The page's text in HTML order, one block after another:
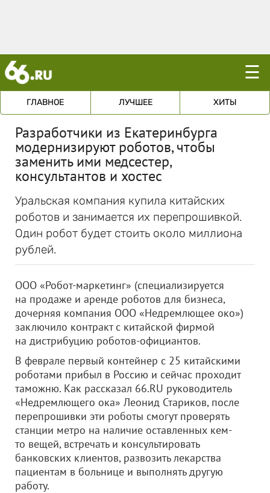
☰
ГЛАВНОЕ ЛУЧШЕЕ ХИТЫ
Разработчики из Екатеринбурга
модернизируют роботов, чтобы
заменить ими медсестер,
консультантов и хостес
Уральская компания купила китайских
роботов и занимается их перепрошивкой.
Один робот будет стоить около миллиона
рублей.
ООО «Робот-маркетинг» (специализируется
на продаже и аренде роботов для бизнеса,
дочерняя компания ООО «Недремлющее око»)
заключило контракт с китайской фирмой
на дистрибуцию роботов-официантов.
В феврале первый контейнер с 25 китайскими
роботами прибыл в Россию и сейчас проходит
таможню. Как рассказал 66.RU руководитель
«Недремлющего ока» Леонид Стариков, после
перепрошивки эти роботы смогут проверять
станции метро на наличие оставленных кем-
то вещей, встречать и консультировать
банковских клиентов, развозить лекарства
пациентам в больнице и выполнять другую
работу.